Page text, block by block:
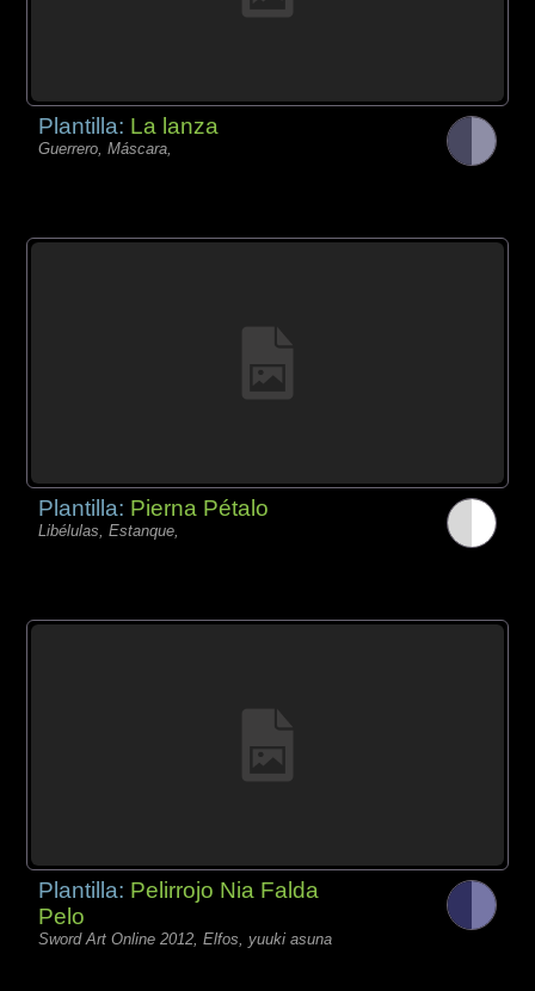
Plantilla: La lanza
Guerrero, Máscara,
Plantilla: Pierna Pétalo
Libélulas, Estanque,
Plantilla: Pelirrojo Nia Falda
Pelo
Sword Art Online 2012, Elfos, yuuki asuna